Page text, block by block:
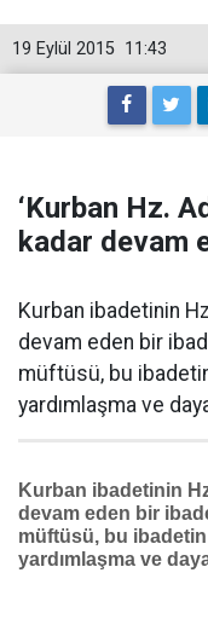
11:43
19 Eylül 2015
‘Kurban Hz.
kadar devam
Kurban ibadetinin
devam eden bir
müftüsü, bu
yardımlaşma ve
Kurban ibadetinin
devam eden bir
müftüsü, bu
yardımlaşma ve